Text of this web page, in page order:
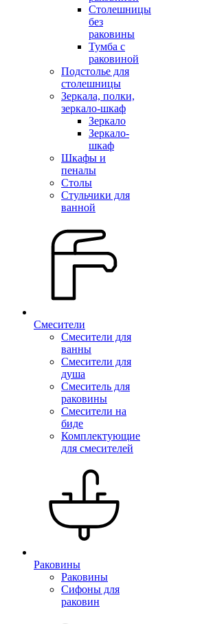
Столешницы
без
раковины
Тумба с
раковиной
Подстолье для
столешницы
Зеркала, полки,
зеркало-шкаф
Зеркало
Зеркало-
шкаф
Шкафы и
пеналы
Столы
Стульчики для
ванной
Смесители
Смесители для
ванны
Смесители для
душа
Смеситель для
раковины
Смесители на
биде
Комплектующие
для смесителей
Раковины
Раковины
Сифоны для
раковин